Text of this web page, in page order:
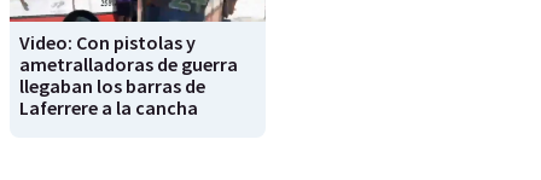
Video: Con pistolas y
ametralladoras de guerra
llegaban los barras de
Laferrere a la cancha